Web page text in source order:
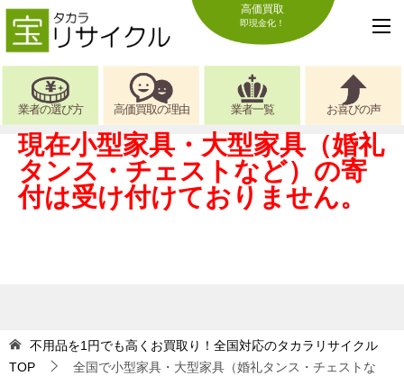
高価買取
即現金化！
業者の選び方 高価買取の理由 業者一覧 お喜びの声
現在小型家具・大型家具（婚礼
タンス・チェストなど）の寄
付は受け付けておりません。
不用品を1円でも高くお買取り！全国対応のタカラリサイクル
TOP
全国で小型家具・大型家具（婚礼タンス・チェストな